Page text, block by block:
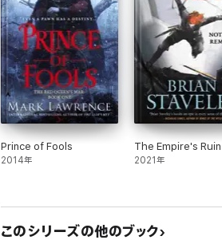
Prince of Fools
2014年
The Empire's Ruin
2021年
このシリーズの他のブック